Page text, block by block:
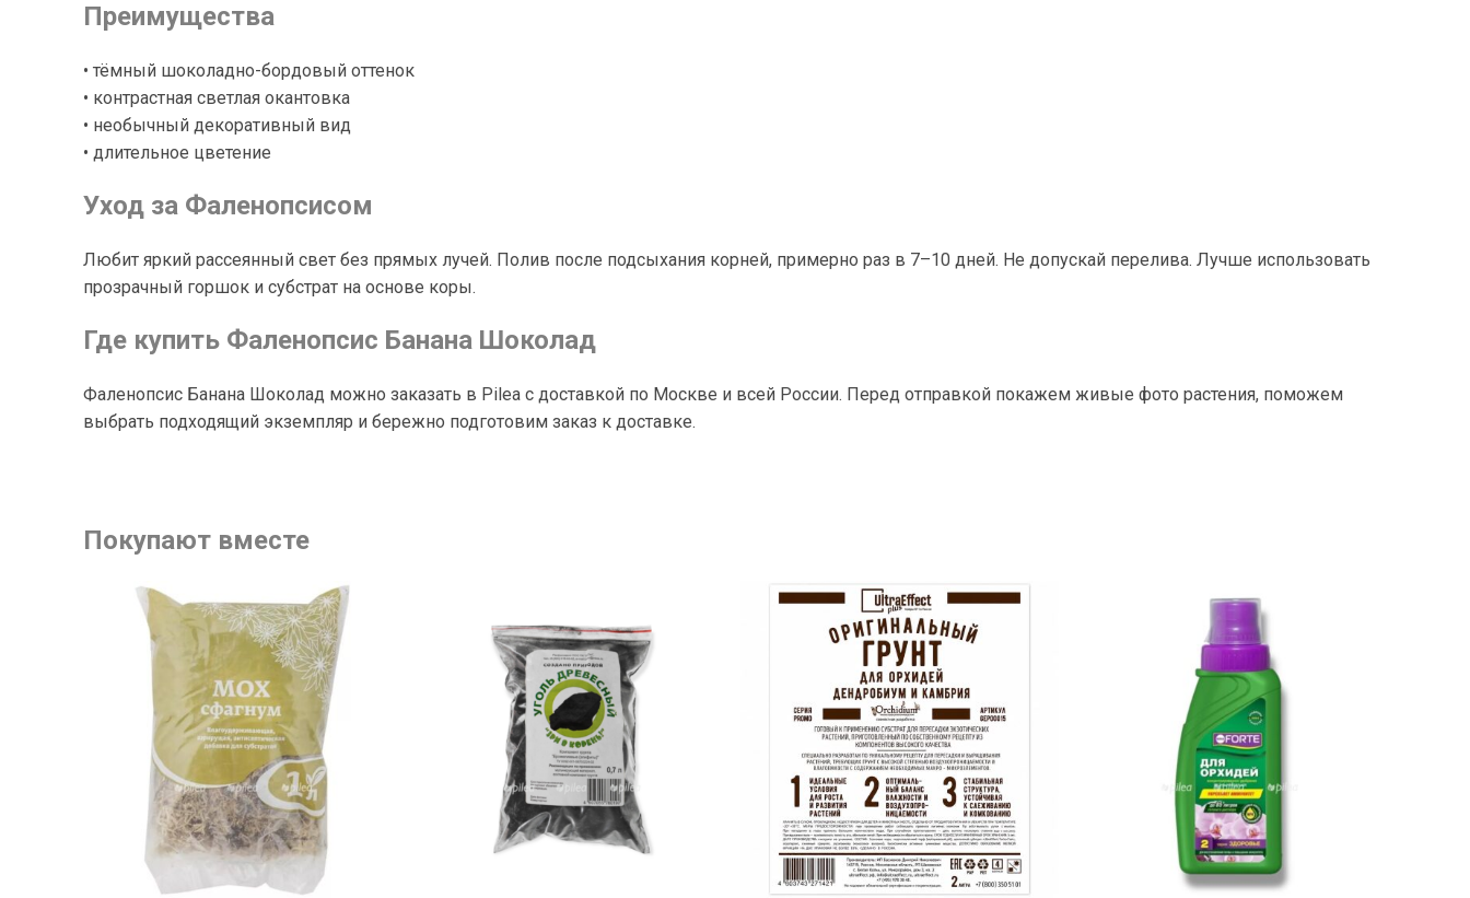
Преимущества
• тёмный шоколадно-бордовый оттенок
• контрастная светлая окантовка
• необычный декоративный вид
• длительное цветение
Уход за Фаленопсисом
Любит яркий рассеянный свет без прямых лучей. Полив после подсыхания корней, примерно раз в 7–10 дней. Не допускай перелива. Лучше использовать
прозрачный горшок и субстрат на основе коры.
Где купить Фаленопсис Банана Шоколад
Фаленопсис Банана Шоколад можно заказать в Pilea с доставкой по Москве и всей России. Перед отправкой покажем живые фото растения, поможем
выбрать подходящий экземпляр и бережно подготовим заказ к доставке.
Покупают вместе